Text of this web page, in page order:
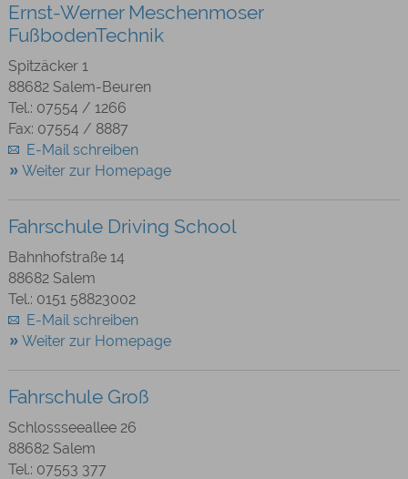
Ernst-Werner Meschenmoser
FußbodenTechnik
Spitzäcker 1
88682 Salem-Beuren
Tel.: 07554 / 1266
Fax: 07554 / 8887
E-Mail schreiben
Weiter zur Homepage
Fahrschule Driving School
Bahnhofstraße 14
88682 Salem
Tel.: 0151 58823002
E-Mail schreiben
Weiter zur Homepage
Fahrschule Groß
Schlossseeallee 26
88682 Salem
Tel.: 07553 377